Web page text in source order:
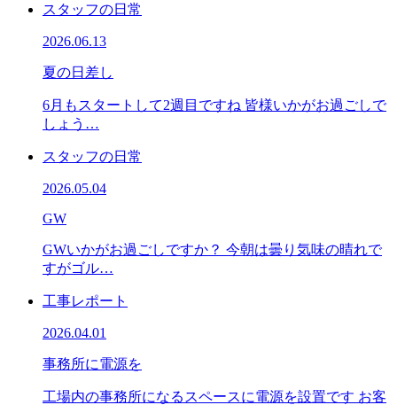
スタッフの日常
2026.06.13
夏の日差し
6月もスタートして2週目ですね 皆様いかがお過ごしで
しょう…
スタッフの日常
2026.05.04
GW
GWいかがお過ごしですか？ 今朝は曇り気味の晴れで
すがゴル…
工事レポート
2026.04.01
事務所に電源を
工場内の事務所になるスペースに電源を設置です お客